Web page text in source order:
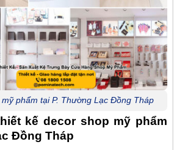
phẩm tại P. Thường Lạc Đồng Tháp
kế decor shop mỹ phẩm
Đồng Tháp